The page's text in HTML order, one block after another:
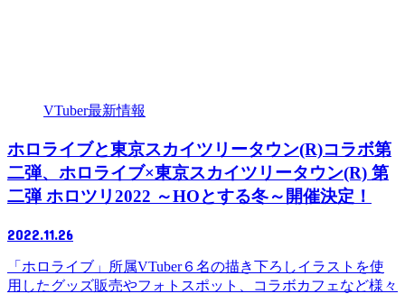
VTuber最新情報
ホロライブと東京スカイツリータウン(R)コラボ第
二弾、ホロライブ×東京スカイツリータウン(R) 第
二弾 ホロツリ2022 ～HOとする冬～開催決定！
2022.11.26
「ホロライブ」所属VTuber６名の描き下ろしイラストを使
⽤したグッズ販売やフォトスポット、コラボカフェなど様々